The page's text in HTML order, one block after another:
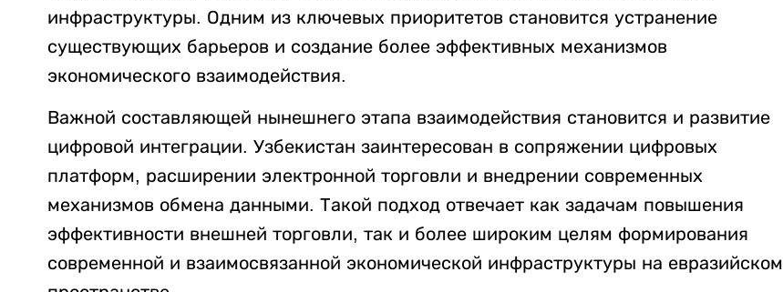
инфраструктуры. Одним из ключевых приоритетов становится устранение
существующих барьеров и создание более эффективных механизмов
экономического взаимодействия.
Важной составляющей нынешнего этапа взаимодействия становится и развитие
цифровой интеграции. Узбекистан заинтересован в сопряжении цифровых
платформ, расширении электронной торговли и внедрении современных
механизмов обмена данными. Такой подход отвечает как задачам повышения
эффективности внешней торговли, так и более широким целям формирования
современной и взаимосвязанной экономической инфраструктуры на евразийском